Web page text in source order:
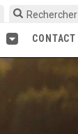
Rechercher
CONTACT